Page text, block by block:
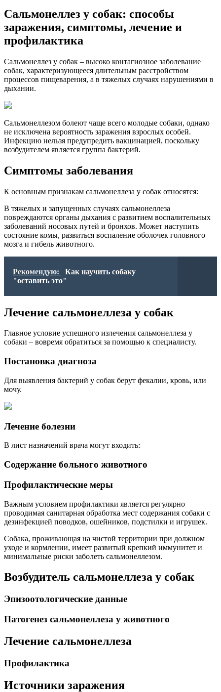
Сальмонеллез у собак: способы
заражения, симптомы, лечение и
профилактика
Сальмонеллез у собак – высоко контагиозное заболевание
собак, характеризующееся длительным расстройством
процессов пищеварения, а в тяжелых случаях нарушениями в
дыхании.
Сальмонеллезом болеют чаще всего молодые собаки, однако
не исключена вероятность заражения взрослых особей.
Инфекцию нельзя предупредить вакцинацией, поскольку
возбудителем является группа бактерий.
Симптомы заболевания
К основным признакам сальмонеллеза у собак относятся:
В тяжелых и запущенных случаях сальмонеллеза
повреждаются органы дыхания с развитием воспалительных
заболеваний носовых путей и бронхов. Может наступить
состояние комы, развиться воспаление оболочек головного
мозга и гибель животного.
Рекомендую:
Как научить собаку
"оставить это"
Лечение сальмонеллеза у собак
Главное условие успешного излечения сальмонеллеза у
собаки – вовремя обратиться за помощью к специалисту.
Постановка диагноза
Для выявления бактерий у собак берут фекалии, кровь, или
мочу.
Лечение болезни
В лист назначений врача могут входить:
Содержание больного животного
Профилактические меры
Важным условием профилактики является регулярно
проводимая санитарная обработка мест содержания собаки с
дезинфекцией поводков, ошейников, подстилки и игрушек.
Собака, проживающая на чистой территории при должном
уходе и кормлении, имеет развитый крепкий иммунитет и
минимальные риски заболеть сальмонеллезом.
Возбудитель сальмонеллеза у собак
Эпизоотологические данные
Патогенез сальмонеллеза у животного
Лечение сальмонеллеза
Профилактика
Источники заражения